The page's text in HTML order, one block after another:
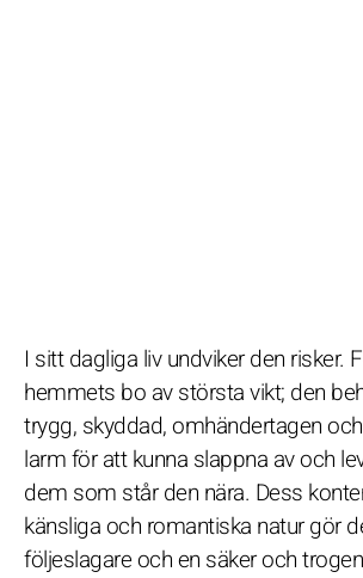
I sitt dagliga liv undviker den risker.
hemmets bo av största vikt; den
trygg, skyddad, omhändertagen
larm för att kunna slappna av och
dem som står den nära. Dess
känsliga och romantiska natur gör
följeslagare och en säker och